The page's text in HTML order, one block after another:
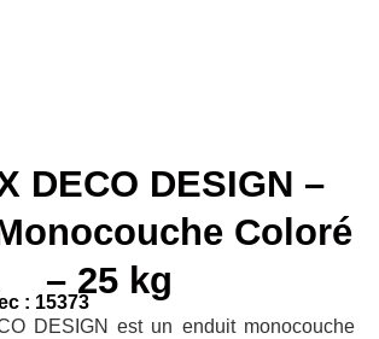
DECO DESIGN –
Coloré
– 25 kg
: 15373
DESIGN est un enduit monocouche